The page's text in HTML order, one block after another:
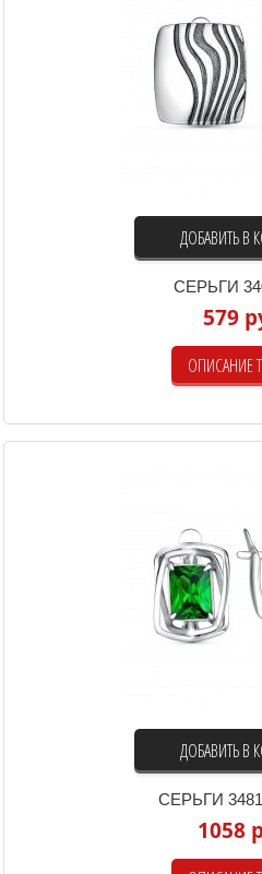
ДОБАВИТЬ В
СЕРЬГИ
579
ОПИСАНИЕ
ДОБАВИТЬ В
СЕРЬГИ
1058